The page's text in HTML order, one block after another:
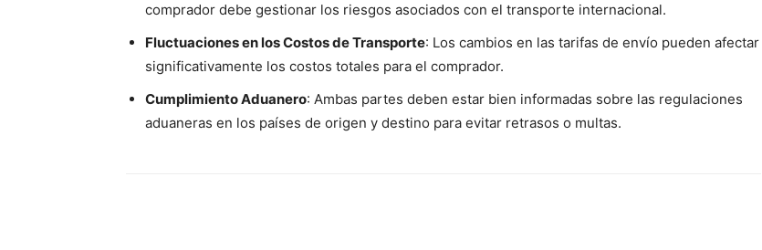
comprador debe gestionar los riesgos asociados con el transporte internacional.
Fluctuaciones en los Costos de Transporte: Los cambios en las tarifas de envío pueden afectar
significativamente los costos totales para el comprador.
Cumplimiento Aduanero: Ambas partes deben estar bien informadas sobre las regulaciones
aduaneras en los países de origen y destino para evitar retrasos o multas.